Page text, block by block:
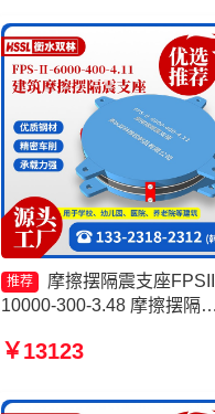
400-4.11生产厂家
推荐
摩擦摆隔震支座
10000-300-3.48 摩擦摆隔
家 摩擦摆隔震支座FPSII-
座FPS-Ⅱ-2000-400-3.81
￥13123